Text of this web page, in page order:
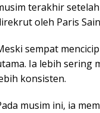
terakhir
oleh Paris
sempat
Ia lebih sering
konsisten.
musim ini, ia